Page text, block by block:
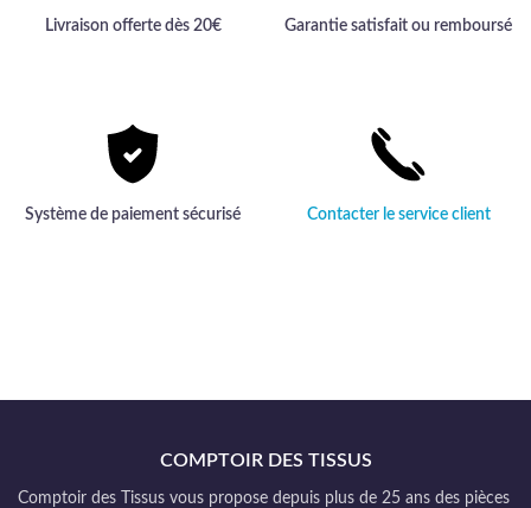
Livraison offerte dès 20€ Garantie satisfait ou remboursé
Système de paiement sécurisé Contacter le service client
COMPTOIR DES TISSUS
Comptoir des Tissus vous propose depuis plus de 25 ans des pièces